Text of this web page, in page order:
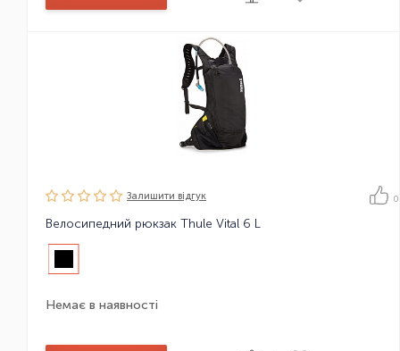
Залишити вiдгук 0
Велосипедний рюкзак Thule Vital 6 L
Немає в наявності